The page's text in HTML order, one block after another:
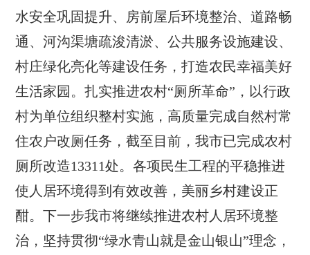
水安全巩固提升、房前屋后环境整治、道路畅
通、河沟渠塘疏浚清淤、公共服务设施建设、
村庄绿化亮化等建设任务，打造农民幸福美好
生活家园。扎实推进农村“厕所革命”，以行政
村为单位组织整村实施，高质量完成自然村常
住农户改厕任务，截至目前，我市已完成农村
厕所改造13311处。各项民生工程的平稳推进
使人居环境得到有效改善，美丽乡村建设正
酣。下一步我市将继续推进农村人居环境整
治，坚持贯彻“绿水青山就是金山银山”理念，